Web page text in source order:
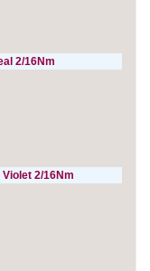
2/16Nm
2/16Nm